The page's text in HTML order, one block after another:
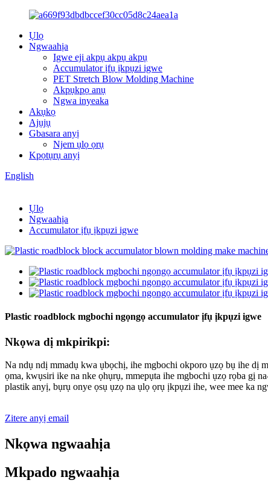
Ụlọ
Ngwaahịa
Igwe eji akpụ akpụ akpụ
Accumulator ịfụ ịkpụzi igwe
PET Stretch Blow Molding Machine
Akpụkpọ anụ
Ngwa inyeaka
Akụkọ
Ajụjụ
Gbasara anyị
Njem ụlọ ọrụ
Kpọtụrụ anyị
English
Ụlọ
Ngwaahịa
Accumulator ịfụ ịkpụzi igwe
Plastic roadblock mgbochi ngọngọ accumulator ịfụ ịkpụzi igwe
Nkọwa dị mkpirikpi:
Na ndụ ndị mmadụ kwa ụbọchị, ihe mgbochi okporo ụzọ bụ ihe dị
ọma, kwụsiri ike na nke ọhụrụ, mmepụta ihe mgbochi ụzọ rọba gị
plastik anyị, bụrụ onye ọsụ ụzọ na ụlọ ọrụ ịkpụzi ihe, wee mee ka
Zitere anyị email
Nkọwa ngwaahịa
Mkpado ngwaahịa